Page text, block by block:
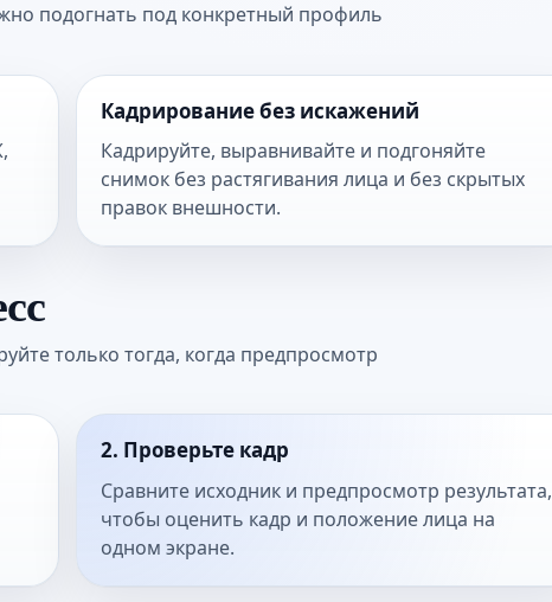
подогнать под конкретный профиль
Кадрирование без искажений
Кадрируйте, выравнивайте и подгоняйте
снимок без растягивания лица и без скрытых
правок внешности.
только тогда, когда предпросмотр
2. Проверьте кадр
Сравните исходник и предпросмотр результата,
чтобы оценить кадр и положение лица на
одном экране.